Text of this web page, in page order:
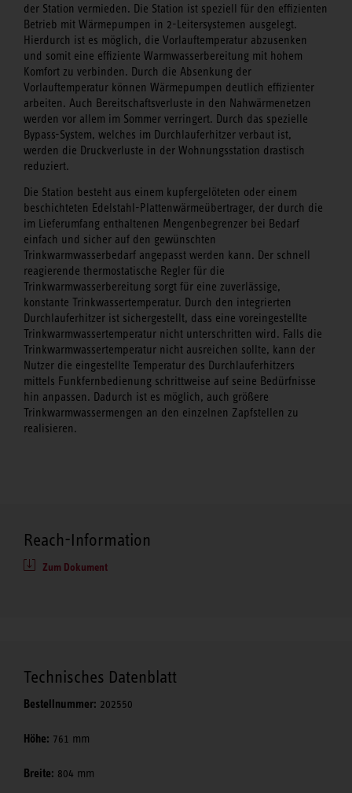
der Station vermieden. Die Station ist speziell für den effizienten
Betrieb mit Wärmepumpen in 2-Leitersystemen ausgelegt.
Hierdurch ist es möglich, die Vorlauftemperatur abzusenken
und somit eine effiziente Warmwasserbereitung mit hohem
Komfort zu verbinden. Durch die Absenkung der
Vorlauftemperatur können Wärmepumpen deutlich effizienter
arbeiten. Auch Bereitschaftsverluste in den Nahwärmenetzen
werden vor allem im Sommer verringert. Durch das spezielle
Bypass-System, welches im Durchlauferhitzer verbaut ist,
werden die Druckverluste in der Wohnungsstation drastisch
reduziert.
Die Station besteht aus einem kupfergelöteten oder einem
beschichteten Edelstahl-Plattenwärmeübertrager, der durch die
im Lieferumfang enthaltenen Mengenbegrenzer bei Bedarf
einfach und sicher auf den gewünschten
Trinkwarmwasserbedarf angepasst werden kann. Der schnell
reagierende thermostatische Regler für die
Trinkwarmwasserbereitung sorgt für eine zuverlässige,
konstante Trinkwassertemperatur. Durch den integrierten
Durchlauferhitzer ist sichergestellt, dass eine voreingestellte
Trinkwarmwassertemperatur nicht unterschritten wird. Falls die
Trinkwarmwassertemperatur nicht ausreichen sollte, kann der
Nutzer die eingestellte Temperatur des Durchlauferhitzers
mittels Funkfernbedienung schrittweise auf seine Bedürfnisse
hin anpassen. Dadurch ist es möglich, auch größere
Trinkwarmwassermengen an den einzelnen Zapfstellen zu
realisieren.
Reach-Information
Zum Dokument
Technisches Datenblatt
Bestellnummer: 202550
Höhe: 761 mm
Breite: 804 mm